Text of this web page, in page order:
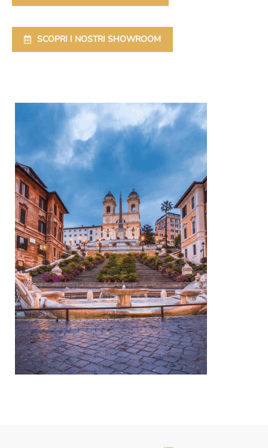
SCOPRI I NOSTRI SHOWROOM